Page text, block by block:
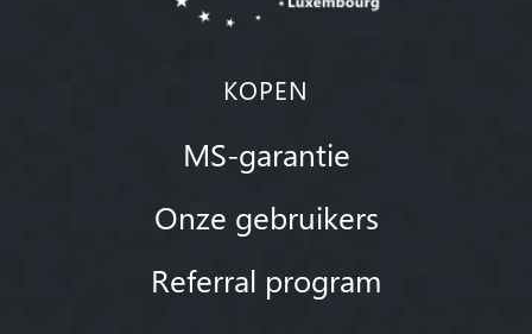
KOPEN
MS-garantie
Onze gebruikers
Referral program